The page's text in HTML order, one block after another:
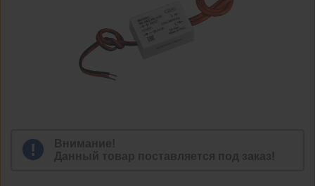
Внимание!
Данный товар поставляется под заказ!